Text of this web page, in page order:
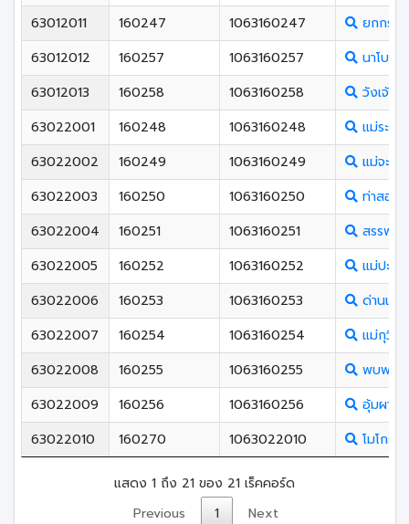
63012011
160247 1063160247
ยกกระ
63012012
160257 1063160257
นาโบส
63012013
160258 1063160258
วังเจ้าวิ
63022001
160248 1063160248
แม่ระม
63022002
160249 1063160249
แม่จะเร
63022003
160250 1063160250
ท่าสอง
63022004
160251 1063160251
สรรพวิ
63022005
160252 1063160252
แม่ปะวิ
63022006
160253 1063160253
ด่านแม่
63022007
160254 1063160254
แม่กุวิท
63022008
160255 1063160255
พบพระ
63022009
160256 1063160256
อุ้มผาง
63022010
160270 1063022010 โมโกรวิ
แสดง 1 ถึง 21 ของ 21 เร็คคอร์ด
Previous
1 Next